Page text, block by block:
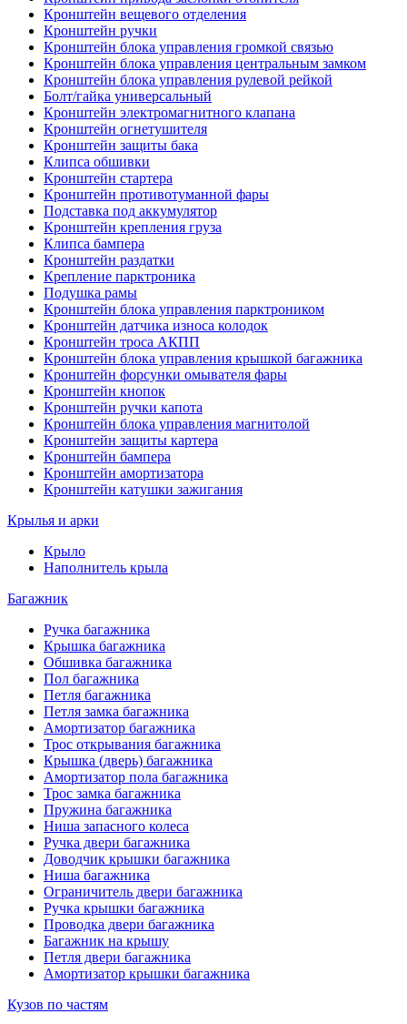
Кронштейн вещевого отделения
Кронштейн ручки
Кронштейн блока управления громкой связью
Кронштейн блока управления центральным замком
Кронштейн блока управления рулевой рейкой
Болт/гайка универсальный
Кронштейн электромагнитного клапана
Кронштейн огнетушителя
Кронштейн защиты бака
Клипса обшивки
Кронштейн стартера
Кронштейн противотуманной фары
Подставка под аккумулятор
Кронштейн крепления груза
Клипса бампера
Кронштейн раздатки
Крепление парктроника
Подушка рамы
Кронштейн блока управления парктроником
Кронштейн датчика износа колодок
Кронштейн троса АКПП
Кронштейн блока управления крышкой багажника
Кронштейн форсунки омывателя фары
Кронштейн кнопок
Кронштейн ручки капота
Кронштейн блока управления магнитолой
Кронштейн защиты картера
Кронштейн бампера
Кронштейн амортизатора
Кронштейн катушки зажигания
Крылья и арки
Крыло
Наполнитель крыла
Багажник
Ручка багажника
Крышка багажника
Обшивка багажника
Пол багажника
Петля багажника
Петля замка багажника
Амортизатор багажника
Трос открывания багажника
Крышка (дверь) багажника
Амортизатор пола багажника
Трос замка багажника
Пружина багажника
Ниша запасного колеса
Ручка двери багажника
Доводчик крышки багажника
Ниша багажника
Ограничитель двери багажника
Ручка крышки багажника
Проводка двери багажника
Багажник на крышу
Петля двери багажника
Амортизатор крышки багажника
Кузов по частям